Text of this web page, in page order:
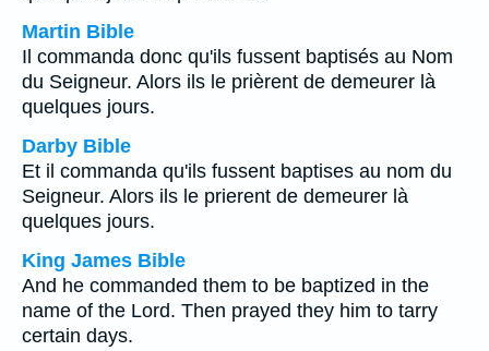
Martin Bible
Il commanda donc qu'ils fussent baptisés au Nom
du Seigneur. Alors ils le prièrent de demeurer là
quelques jours.
Darby Bible
Et il commanda qu'ils fussent baptises au nom du
Seigneur. Alors ils le prierent de demeurer là
quelques jours.
King James Bible
And he commanded them to be baptized in the
name of the Lord. Then prayed they him to tarry
certain days.